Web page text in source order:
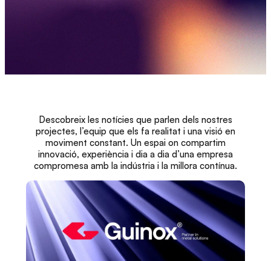
Descobreix les notícies que parlen dels nostres
projectes, l’equip que els fa realitat i una visió en
moviment constant. Un espai on compartim
innovació, experiència i dia a dia d’una empresa
compromesa amb la indústria i la millora contínua.